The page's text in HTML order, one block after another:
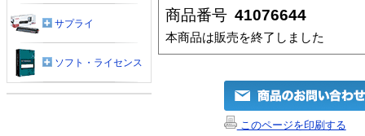
商品番号 41076644
本商品は販売を終了しました
このページを印刷する
サプライ
ソフト・ライセンス